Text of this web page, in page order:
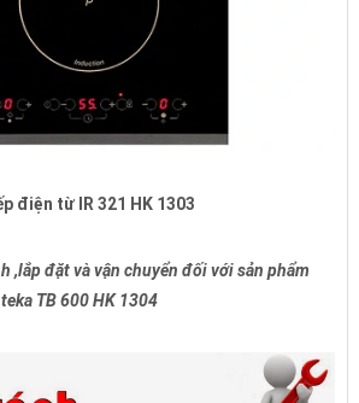
điện từ IR 321 HK 1303
,lắp đặt và vận chuyển đối với sản phẩm
TB 600 HK 1304